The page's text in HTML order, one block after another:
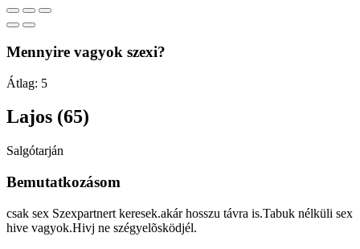
Mennyire vagyok szexi?
Átlag: 5
Lajos (65)
Salgótarján
Bemutatkozásom
csak sex Szexpartnert keresek.akár hosszu távra is.Tabuk nélküli sex
hive vagyok.Hivj ne szégyelõsködjél.